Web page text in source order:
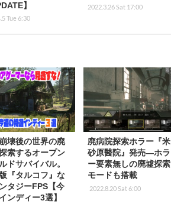
】
Tue 6:30
2022.3.26 Sat 17:00
壊後の世界の廃
索するオープン
ドサバイバル。
『タルコフ』な
タジーFPS【今
ンディー3選】
廃病院探索ホラー『米
砂原醫院』発売―ホラ
ー要素無しの廃墟探索
モードも搭載
2022.8.20 Sat 6:00